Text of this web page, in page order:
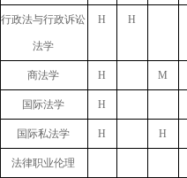
行政法与行政诉讼
法学
H H
商法学 H M
国际法学 H
国际私法学 H H
法律职业伦理